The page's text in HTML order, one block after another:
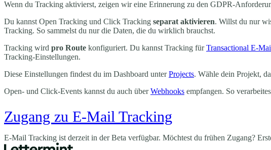
Wenn du Tracking aktivierst, zeigen wir eine Erinnerung zu den GDPR-
Du kannst Open Tracking und Click Tracking separat aktivieren. Willst du nur
Tracking. So sammelst du nur die Daten, die du wirklich brauchst.
Tracking wird pro Route konfiguriert. Du kannst Tracking fürTransactional E-
Tracking-Einstellungen.
Diese Einstellungen findest du im Dashboard unterProjects. Wähle dein Projekt,
Open- und Click-Events kannst du auch überWebhooks empfangen. So
Zugang zu E-Mail Tracking
E-Mail Tracking ist derzeit in der Beta verfügbar. Möchtest du frühen Zugang?